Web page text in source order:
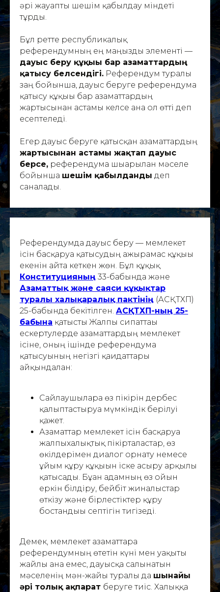
әрі жауапты шешім қабылдау міндеті
тұрды.
Бұл ретте республикалық
референдумның ең маңызды элементі —
дауыс беру құқығы бар азаматтардың
қатысу белсендігі. Референдум туралы
заң бойынша, дауыс беруге референдумға
қатысу құқығы бар азаматтардың
жартысынан астамы келсе ғана ол өтті деп
есептеледі.
Егер дауыс беруге қатысқан азаматтардың
жартысынан астамы жақтап дауыс
берсе, референдумға шығарылған мәселе
бойынша шешім қабылданды деп
саналады.
Референдумда дауыс беру — мемлекет
ісін басқаруға қатысудың ажырамас құқығы
екенін айта кеткен жөн. Бұл құқық
Конституцияның 33-бабында және
Азаматтық және саяси құқықтар
туралы халықаралық пактінің (АСҚТХП)
25-бабында бекітілген. АСҚТХП-ның 25-
бабына қатысты Жалпы сипаттағы
ескертулерде азаматтардың мемлекет
ісіне, оның ішінде референдумға
қатысуының негізгі қағидаттары
айқындалған:
Сайлаушыларға өз пікірін дербес
қалыптастыруға мүмкіндік берілуі
қажет.
Азаматтар мемлекет ісін басқаруға
жалпыхалықтық пікірталастар, өз
өкілдерімен диалог орнату немесе
ұйым құру құқығын іске асыру арқылы
қатысады. Бұған адамның өз ойын
еркін білдіру, бейбіт жиналыстар
өткізу және бірлестіктер құру
бостандығы септігін тигізеді.
Демек, мемлекет азаматтарға
референдумның өтетін күні мен уақыты
жайлы ғана емес, дауысқа салынатын
мәселенің мән-жайы туралы да шынайы
әрі толық ақпарат беруге тиіс. Халыққа